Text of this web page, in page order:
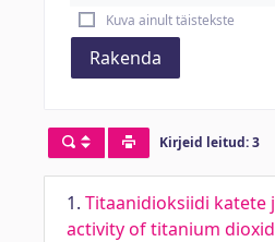
Kuva ainult täistekste
Rakenda
Kirjeid leitud: 3
1. Titaanidioksiidi katete
activity of titanium